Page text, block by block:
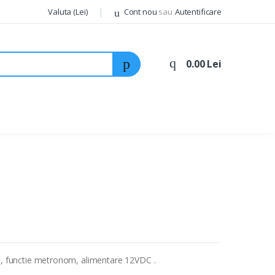
Valuta (Lei) Cont nou sau Autentificare
0.00 Lei
functie metronom, alimentare 12VDC .